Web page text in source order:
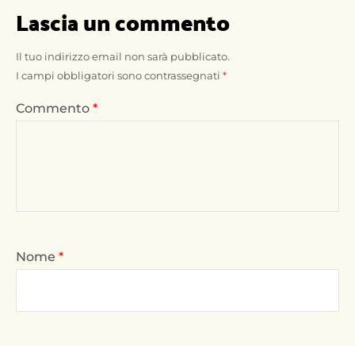
Lascia un commento
Il tuo indirizzo email non sarà pubblicato.
I campi obbligatori sono contrassegnati *
Commento *
Nome *